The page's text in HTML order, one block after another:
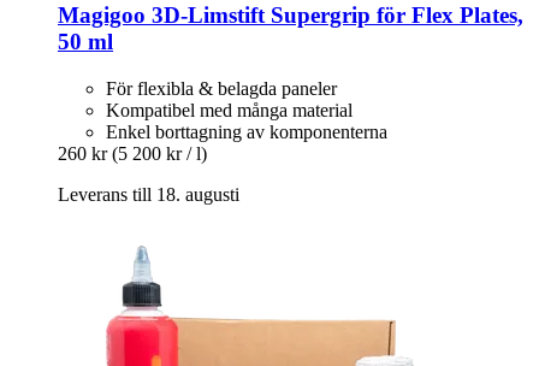
Magigoo 3D-​Limstift Supergrip för Flex Plates,
50 ml
För flexibla & belagda paneler
Kompatibel med många material
Enkel borttagning av komponenterna
260 kr (5 200 kr / l)
Leverans till 18. augusti